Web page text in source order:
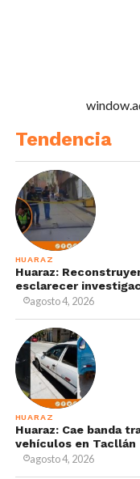
Tendencia
HUARAZ
Huaraz:
esclarecer
agosto 4, 2026
HUARAZ
Huaraz: Cae banda
vehículos en Tacllán
agosto 4, 2026